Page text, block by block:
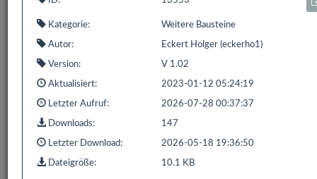
13553
Bausteine
(Schweiz)
1 bis 1 von 1 Einträgen (gefiltert von 835 Einträgen)
Nächste
Bereits319.181 Downloads mit593.9 GB
Kategorie: Weitere Bausteine
Autor: Eckert Holger (eckerho1)
Version: V 1.02
Aktualisiert: 2023-01-12 05:24:19
Letzter Aufruf: 2026-07-28 00:37:37
Downloads: 147
Letzter Download: 2026-05-18 19:36:50
Dateigröße: 10.1 KB